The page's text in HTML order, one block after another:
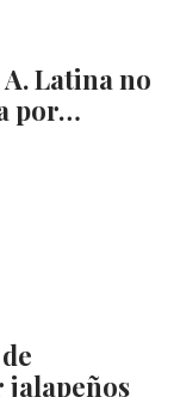
Latina no
por…
jalapeños